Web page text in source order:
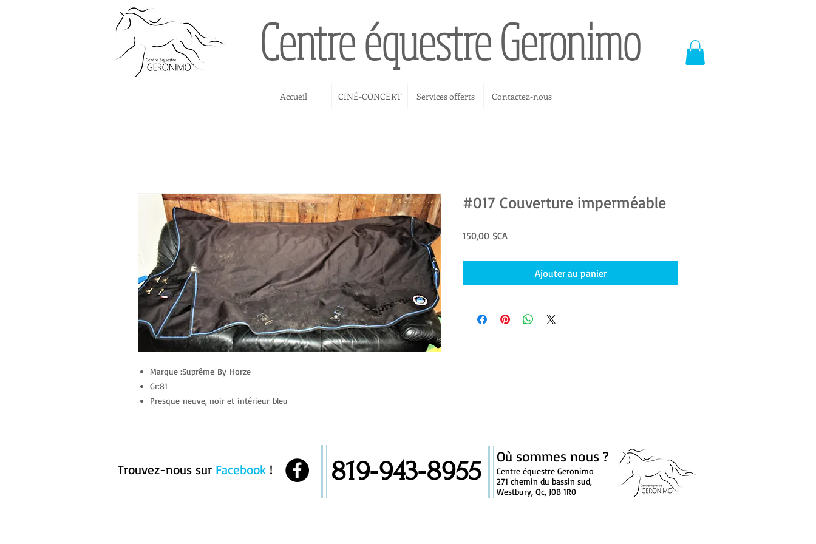
Centre équestre Geronimo
Accueil CINÉ-CONCERT Services offerts Contactez-nous
Marque :Suprême By Horze​
Gr:81
Presque neuve, noir et intérieur bleu​
#017 Couverture imperméable
150,00 $CAPrix
Ajouter au panier
Trouvez-nous sur Facebook ! 819-943-8955 Où sommes nous ?
Centre équestre Geronimo
271 chemin du bassin sud,
Westbury, Qc, J0B 1R0